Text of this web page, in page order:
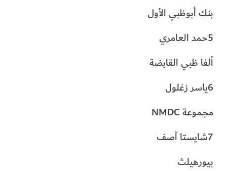
بنك أبوظبي الأول
5حمد العامري
ألفا ظبي القابضة
6ياسر زغلول
مجموعة NMDC
7شايستا آصف
بيورهيلث